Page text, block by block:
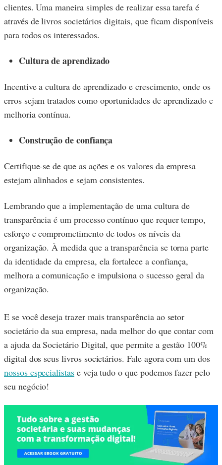
clientes. Uma maneira simples de realizar essa tarefa é
através de livros societários digitais, que ficam disponíveis
para todos os interessados.
Cultura de aprendizado
Incentive a cultura de aprendizado e crescimento, onde os
erros sejam tratados como oportunidades de aprendizado e
melhoria contínua.
Construção de confiança
Certifique-se de que as ações e os valores da empresa
estejam alinhados e sejam consistentes.
Lembrando que a implementação de uma cultura de
transparência é um processo contínuo que requer tempo,
esforço e comprometimento de todos os níveis da
organização. À medida que a transparência se torna parte
da identidade da empresa, ela fortalece a confiança,
melhora a comunicação e impulsiona o sucesso geral da
organização.
E se você deseja trazer mais transparência ao setor
societário da sua empresa, nada melhor do que contar com
a ajuda da Societário Digital, que permite a gestão 100%
digital dos seus livros societários. Fale agora com um dos
nossos especialistase veja tudo o que podemos fazer pelo
seu negócio!